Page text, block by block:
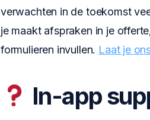
verwachten in de toekomst
je maakt afspraken in je
formulieren invullen. Laat je
In-app